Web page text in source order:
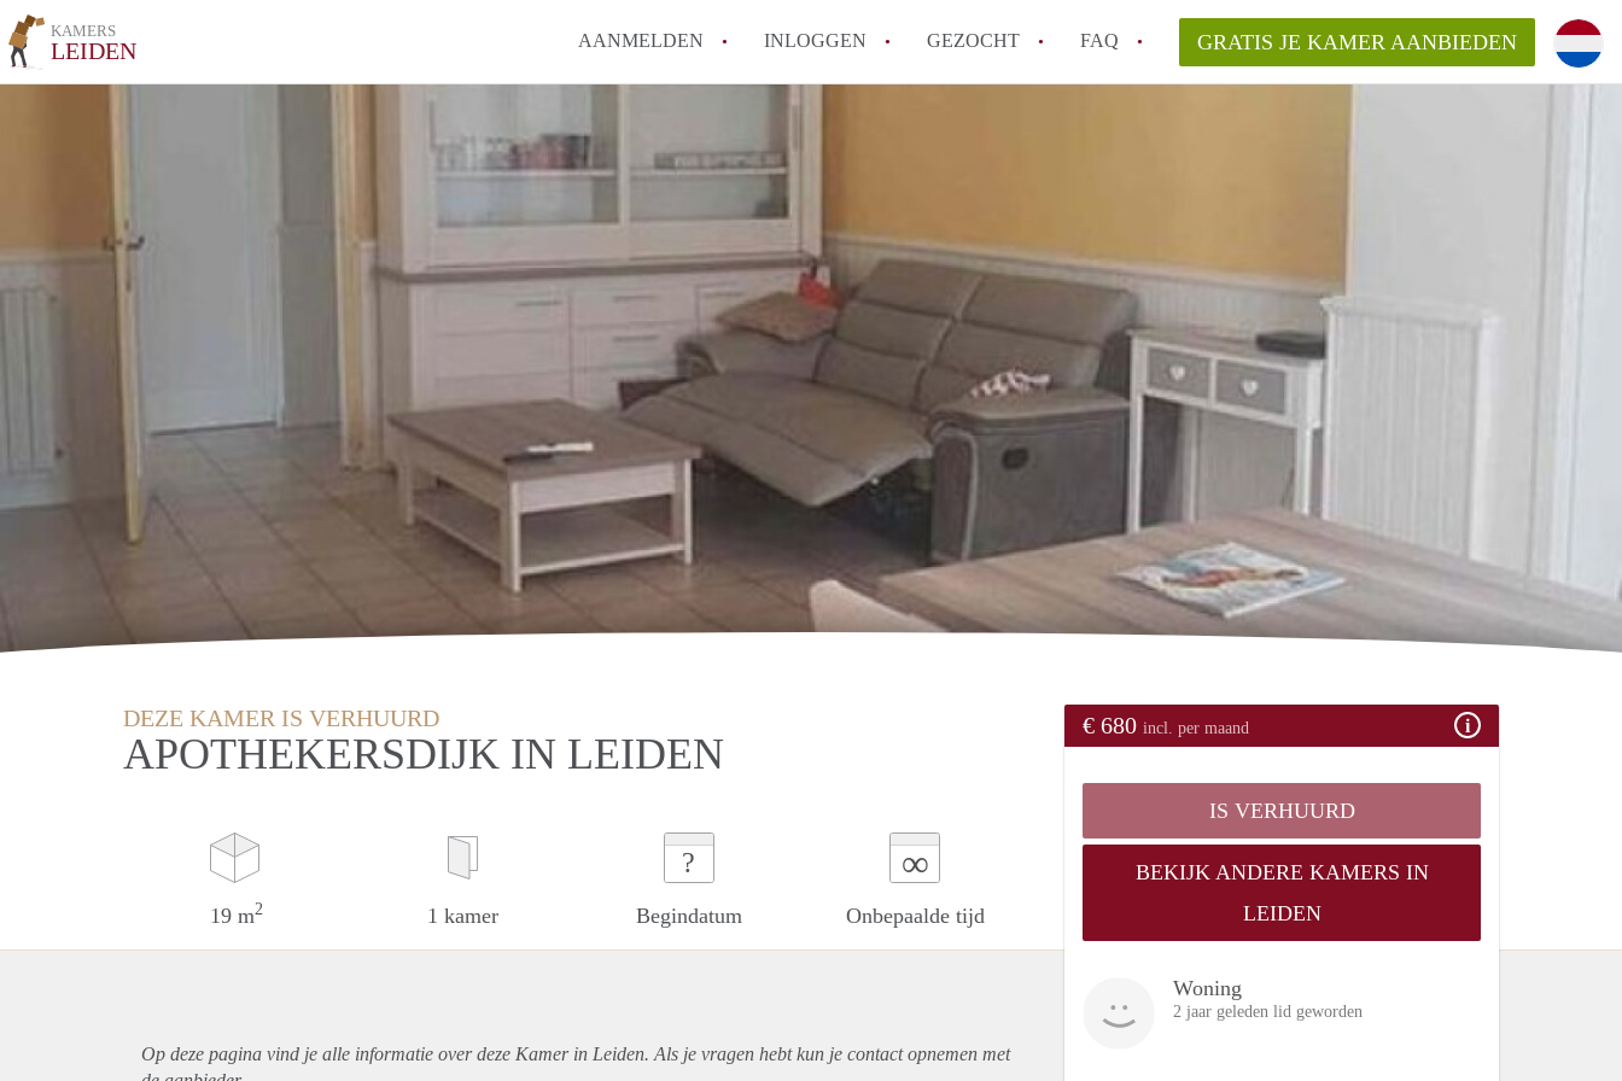
KAMERS
LEIDEN AANMELDEN INLOGGEN GEZOCHT FAQ
Berekent KamersLeiden makelaarsvergoeding/bemiddelingsvergoeding?
Alle veelgestelde vragen
GRATIS JE KAMER AANBIEDEN
DEZE KAMER IS VERHUURD
APOTHEKERSDIJK IN LEIDEN
19 m2 1 kamer
?
Begindatum
∞
Onbepaalde tijd
€ 680 incl. per maand
IS VERHUURD
BEKIJK ANDERE KAMERS IN
LEIDEN
Woning
2 jaar geleden lid geworden
Op deze pagina vind je alle informatie over deze Kamer in Leiden. Als je vragen hebt kun je contact opnemen met